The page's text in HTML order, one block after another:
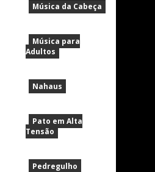
Música da Cabeça
Música para
Adultos
Nahaus
Pato em Alta
Tensão
Pedregulho